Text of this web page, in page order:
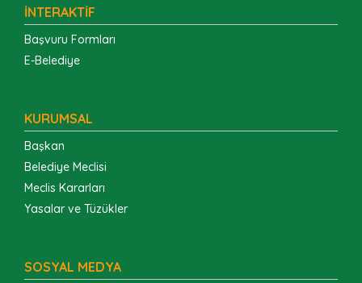
İNTERAKTİF
Başvuru Formları
E-Belediye
KURUMSAL
Başkan
Belediye Meclisi
Meclis Kararları
Yasalar ve Tüzükler
SOSYAL MEDYA